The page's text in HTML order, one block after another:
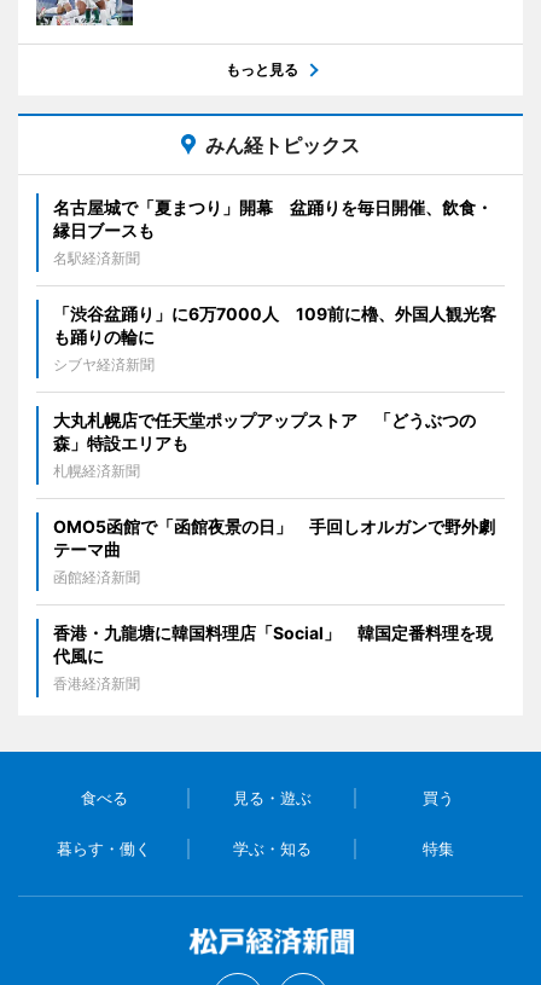
もっと見る
みん経トピックス
名古屋城で「夏まつり」開幕 盆踊りを毎日開催、飲食・
縁日ブースも
名駅経済新聞
「渋谷盆踊り」に6万7000人 109前に櫓、外国人観光客
も踊りの輪に
シブヤ経済新聞
大丸札幌店で任天堂ポップアップストア 「どうぶつの
森」特設エリアも
札幌経済新聞
OMO5函館で「函館夜景の日」 手回しオルガンで野外劇
テーマ曲
函館経済新聞
香港・九龍塘に韓国料理店「Social」 韓国定番料理を現
代風に
香港経済新聞
食べる 見る・遊ぶ 買う
暮らす・働く 学ぶ・知る 特集